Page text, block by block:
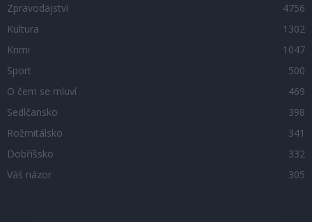
Zpravodajství
4756
Kultura
1302
Krimi
1047
Sport
500
O čem se mluví
469
Sedlčansko
398
Rožmitálsko
341
Dobříšsko
332
Váš názor
305